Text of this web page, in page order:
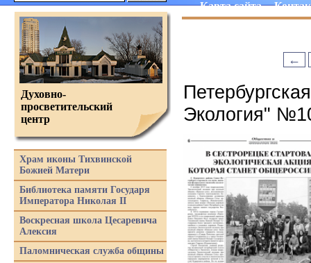
Карта сайта
←
Экология"
Духовно-
просветительский
центр
Храм иконы Тихвинской
Божией Матери
Библиотека памяти Государя
Императора Николая II
Воскресная школа Цесаревича
Алексия
Паломническая служба общины